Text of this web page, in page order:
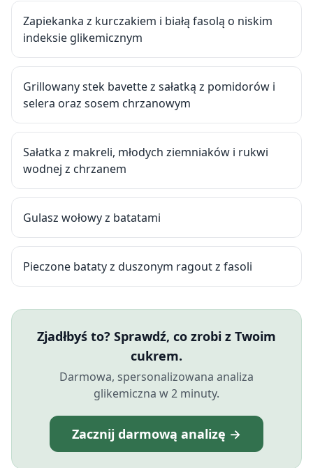
Zapiekanka z kurczakiem i białą fasolą o niskim
indeksie glikemicznym
Grillowany stek bavette z sałatką z pomidorów i
selera oraz sosem chrzanowym
Sałatka z makreli, młodych ziemniaków i rukwi
wodnej z chrzanem
Gulasz wołowy z batatami
Pieczone bataty z duszonym ragout z fasoli
Zjadłbyś to? Sprawdź, co zrobi z Twoim
cukrem.
Darmowa, spersonalizowana analiza
glikemiczna w 2 minuty.
Zacznij darmową analizę →